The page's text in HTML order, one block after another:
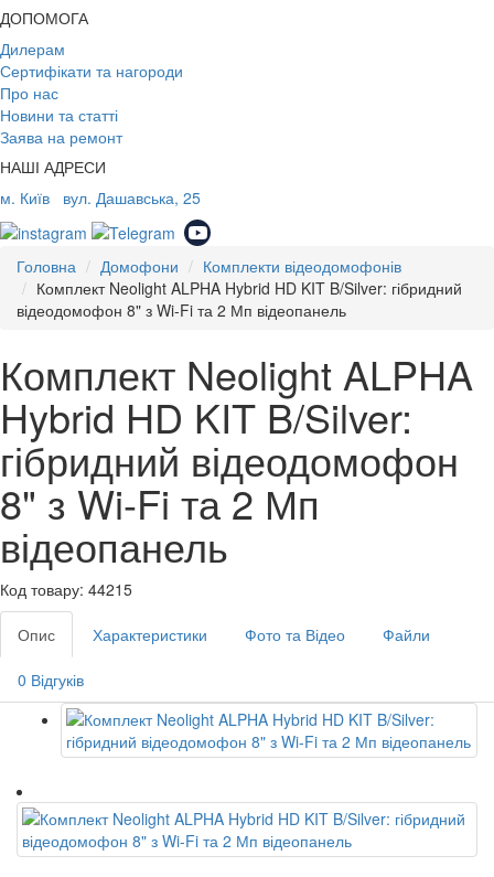
ДОПОМОГА
Дилерам
Сертифікати та нагороди
Про нас
Новини та статті
Заява на ремонт
НАШІ АДРЕСИ
м. Київ
вул. Дашавська, 25
Головна Домофони
Комплекти відеодомофонів
Комплект Neolight ALPHA Hybrid HD KIT B/Silver: гібридний
відеодомофон 8" з Wi-Fi та 2 Мп відеопанель
Комплект Neolight ALPHA
Hybrid HD KIT B/Silver:
гібридний відеодомофон
8" з Wi-Fi та 2 Мп
відеопанель
Код товару: 44215
Опис Характеристики Фото та Відео Файли
0 Відгуків